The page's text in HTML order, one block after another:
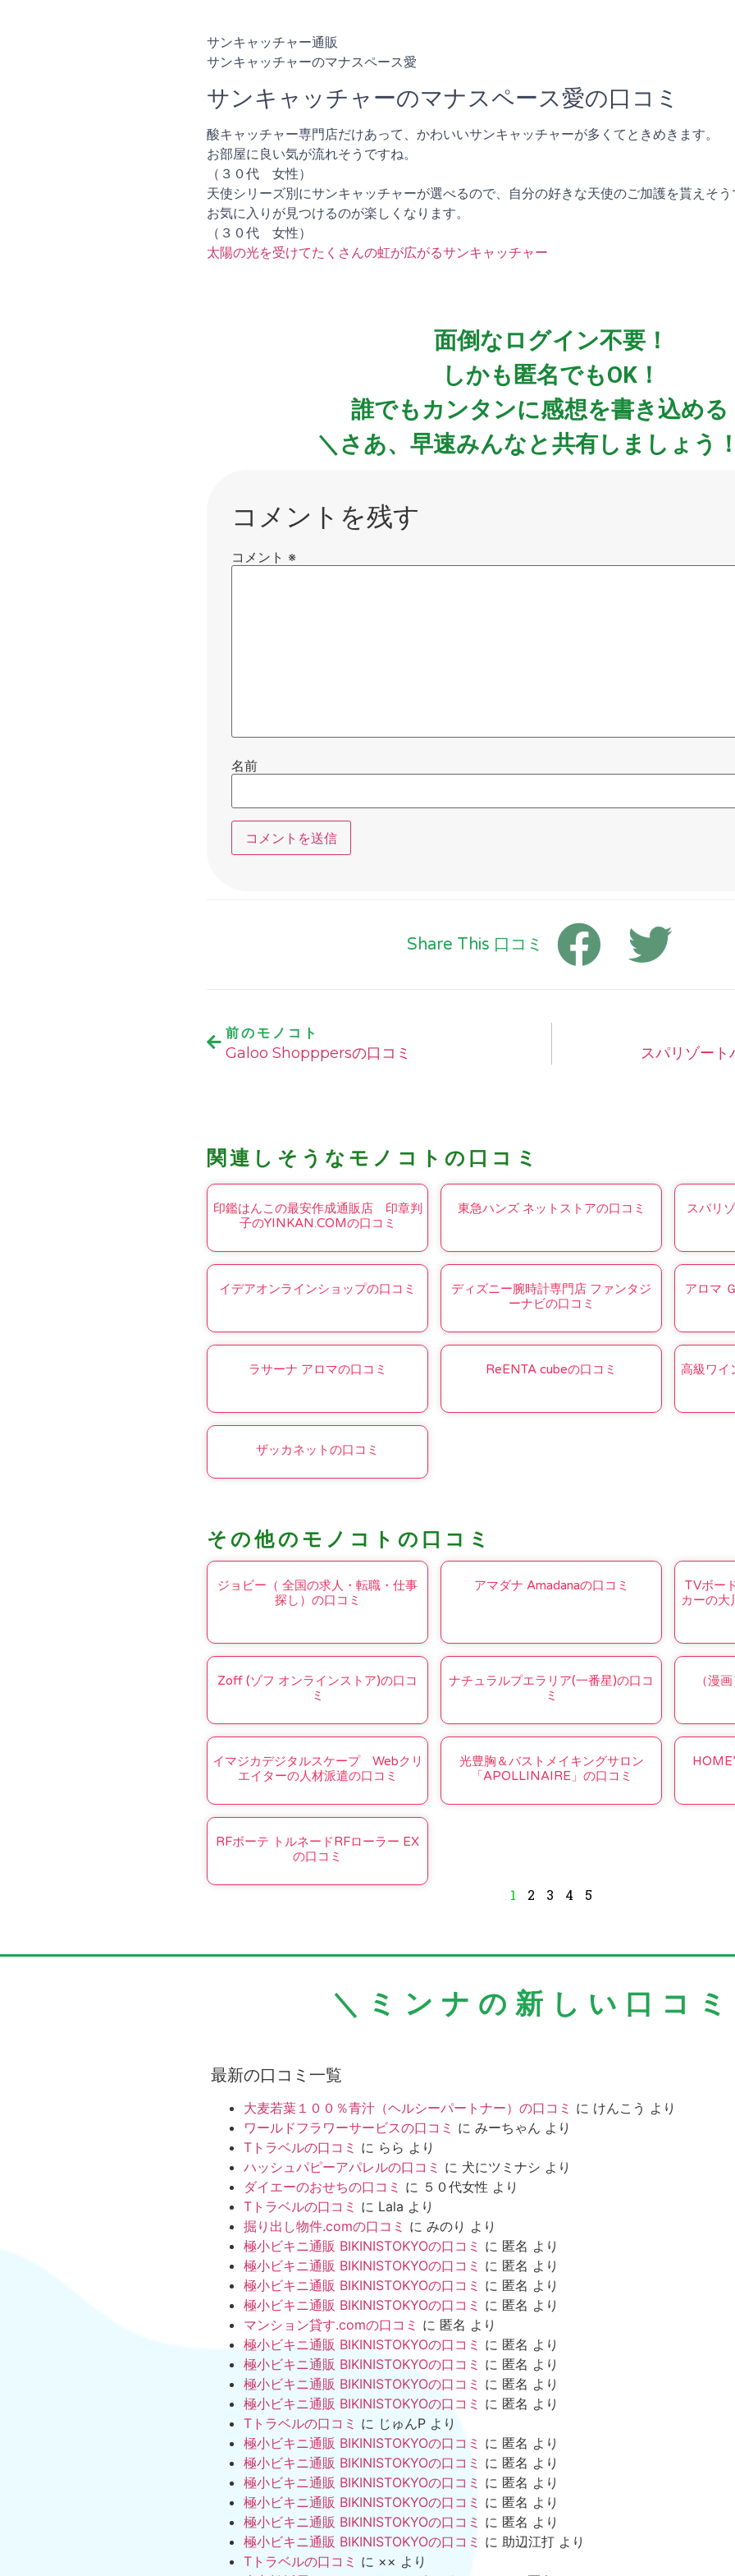
サンキャッチャー通販
サンキャッチャーのマナスペース愛
サンキャッチャーのマナスペース愛の口コミ
酸キャッチャー専門店だけあって、かわいいサンキャッチャーが多くてときめきます。
お部屋に良い気が流れそうですね。
（３０代 女性）
天使シリーズ別にサンキャッチャーが選べるので、自分の好きな天使のご加護を貰えそ
お気に入りが見つけるのが楽しくなります。
（３０代 女性）
太陽の光を受けてたくさんの虹が広がるサンキャッチャー
面倒なログイン不要！
しかも匿名でもOK！
誰でもカンタンに感想を書き込める
＼さあ、早速みんなと共有しましょう
コメントを残す
コメント ※
名前
Share This 口コミ
前のモノコト
Galoo Shopppersの口コミ スパリゾート
関連しそうなモノコトの口コミ
印鑑はんこの最安作成通販店 印章判
子のYINKAN.COMの口コミ
東急ハンズ ネットストアの口コミ スパリ
イデアオンラインショップの口コミ
ディズニー腕時計専門店 ファンタジ
ーナビの口コミ
アロマ
ラサーナ アロマの口コミ ReENTA cubeの口コミ 高級ワイ
ザッカネットの口コミ
その他のモノコトの口コミ
ジョビー（ 全国の求人・転職・仕事
探し）の口コミ
アマダナ Amadanaの口コミ
TVボー
カーの大
Zoff (ゾフ オンラインストア)の口コ
ミ
ナチュラルプエラリア(一番星)の口コ
ミ
（漫
イマジカデジタルスケープ Webクリ
エイターの人材派遣の口コミ
光豊胸＆バストメイキングサロン
「APOLLINAIRE」の口コミ
RFボーテ トルネードRFローラー EX
の口コミ
1 2 3 4 5
＼ミンナの新しい口コ
最新の口コミ一覧
大麦若葉１００％青汁（ヘルシーパートナー）の口コミ に けんこう より
ワールドフラワーサービスの口コミ に みーちゃん より
Tトラベルの口コミ に らら より
ハッシュパピーアパレルの口コミ に 犬にツミナシ より
ダイエーのおせちの口コミ に ５０代女性 より
Tトラベルの口コミ に Lala より
掘り出し物件.comの口コミ に みのり より
極小ビキニ通販 BIKINISTOKYOの口コミ に 匿名 より
極小ビキニ通販 BIKINISTOKYOの口コミ に 匿名 より
極小ビキニ通販 BIKINISTOKYOの口コミ に 匿名 より
極小ビキニ通販 BIKINISTOKYOの口コミ に 匿名 より
マンション貸す.comの口コミ に 匿名 より
極小ビキニ通販 BIKINISTOKYOの口コミ に 匿名 より
極小ビキニ通販 BIKINISTOKYOの口コミ に 匿名 より
極小ビキニ通販 BIKINISTOKYOの口コミ に 匿名 より
極小ビキニ通販 BIKINISTOKYOの口コミ に 匿名 より
Tトラベルの口コミ に じゅんP より
極小ビキニ通販 BIKINISTOKYOの口コミ に 匿名 より
極小ビキニ通販 BIKINISTOKYOの口コミ に 匿名 より
極小ビキニ通販 BIKINISTOKYOの口コミ に 匿名 より
極小ビキニ通販 BIKINISTOKYOの口コミ に 匿名 より
極小ビキニ通販 BIKINISTOKYOの口コミ に 匿名 より
極小ビキニ通販 BIKINISTOKYOの口コミ に 助辺江打 より
Tトラベルの口コミ に ×× より